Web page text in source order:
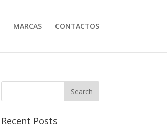
MARCAS CONTACTOS
Recent Posts